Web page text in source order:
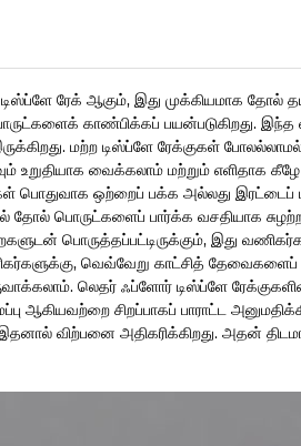
டிஸ்ப்ளே ரேக் ஆகும், இது முக்கியமாக தோல்
காண்பிக்கப் பயன்படுகிறது. இந்த
மற்ற டிஸ்ப்ளே ரேக்குகள்
வைக்கலாம் மற்றும் எளிதாக
பொதுவாக ஒற்றைப் பக்க அல்லது இரட்டைப்
பொருட்களைப் பார்க்க வசதியாக
பொருத்தப்பட்டிருக்கும், இது
வெவ்வேறு காட்சித் தேவைகளைப்
லெதர் ஃப்ளோர் டிஸ்ப்ளே
ஆகியவற்றை சிறப்பாகப் பாராட்ட
விற்பனை அதிகரிக்கிறது. அதன்